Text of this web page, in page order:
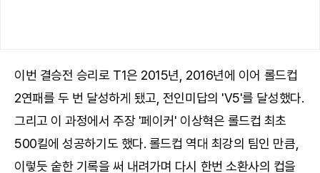
이번 결승전 승리로 T1은 2015년, 2016년에 이어 롤드컵
2연패를 두 번 달성하게 됐고, 전인미답의 'V5'를 달성했다.
그리고 이 과정에서 주장 '페이커' 이상혁은 롤드컵 최초
500킬에 성공하기도 했다. 롤드컵 역대 최강의 팀인 만큼,
이렇듯 숱한 기록을 써 내려가며 다시 한번 소환사의 컵을